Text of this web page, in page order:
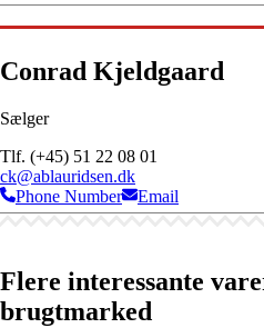
Conrad Kjeldgaard
Sælger
Tlf. (+45) 51 22 08 01
ck@ablauridsen.dk
Phone Number
Email
Flere interessante
brugtmarked